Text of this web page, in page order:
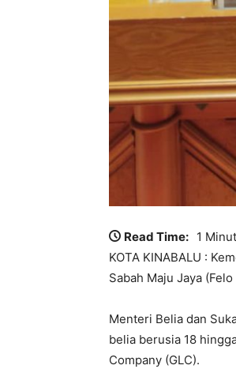
Read Time: 1
KOTA KINABALU :
Sabah Maju Jaya
Menteri Belia dan
belia berusia 18
Company (GLC).